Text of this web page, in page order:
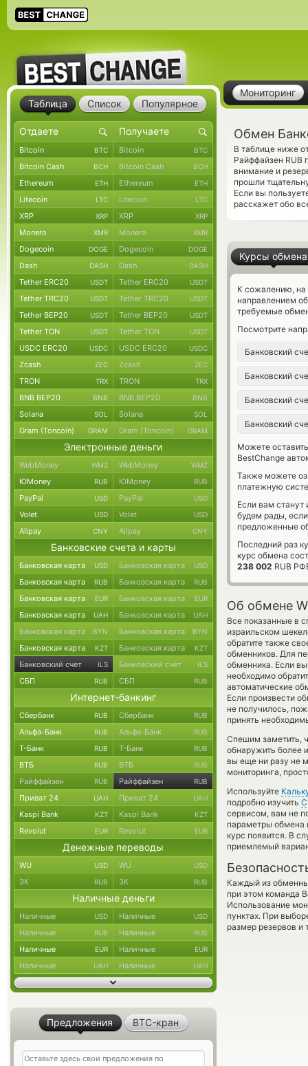
Мониторинг
Обмен
В таблице ниже
Райффайзен RUB
внимание и
прошли
Если вы
расскажет обо
Курсы обмена
К сожалению, на
направлением
требуемые
Посмотрите
Банковский
Банковский
Банковский
Банковский
Можете
BestChange
Также можете
платежную
Если вам
будем рады,
предложенные
Последний раз
курс обмена
238 002 RUB
Об обмене
Все показанные в
израильском
обратите также
обменников. Для
обменника. Если
необходимо
автоматические
Если произвести
не получилось,
принять
Спешим заметить,
обнаружить более
вы еще ни разу не
мониторинга,
Используйте
подробно изучить
сервисом, вам не
параметры обмена
курс появится. В
приемлемый
Каждый из
при этом команда
Использование
пунктах. При
размер резервов и
Таблица Список Популярное
Bitcoin BTC Bitcoin BTC
Bitcoin Cash BCH Bitcoin Cash BCH
Ethereum ETH Ethereum ETH
Litecoin LTC Litecoin LTC
XRP XRP XRP XRP
Monero XMR Monero XMR
Dogecoin DOGE Dogecoin DOGE
Dash DASH Dash DASH
Tether ERC20 USDT Tether ERC20 USDT
Tether TRC20 USDT Tether TRC20 USDT
Tether BEP20 USDT Tether BEP20 USDT
Tether TON USDT Tether TON USDT
USDC ERC20 USDC USDC ERC20 USDC
Zcash ZEC Zcash ZEC
TRON TRX TRON TRX
BNB BEP20 BNB BNB BEP20 BNB
Solana SOL Solana SOL
Gram (Toncoin) GRAM Gram (Toncoin) GRAM
Электронные деньги
WebMoney WMZ WebMoney WMZ
ЮMoney RUB ЮMoney RUB
PayPal USD PayPal USD
Volet USD Volet USD
Alipay CNY Alipay CNY
Банковские счета и карты
Банковская карта USD Банковская карта USD
Банковская карта RUB Банковская карта RUB
Банковская карта EUR Банковская карта EUR
Банковская карта UAH Банковская карта UAH
Банковская карта BYN Банковская карта BYN
Банковская карта KZT Банковская карта KZT
Банковский счет ILS Банковский счет ILS
СБП RUB СБП RUB
Интернет-банкинг
Сбербанк RUB Сбербанк RUB
Альфа-Банк RUB Альфа-Банк RUB
Т-Банк RUB Т-Банк RUB
ВТБ RUB ВТБ RUB
Райффайзен RUB Райффайзен RUB
Приват 24 UAH Приват 24 UAH
Kaspi Bank KZT Kaspi Bank KZT
Revolut EUR Revolut EUR
Денежные переводы
WU USD WU USD
ЗК RUB ЗК RUB
Наличные деньги
Наличные USD Наличные USD
Наличные RUB Наличные RUB
Наличные EUR Наличные EUR
Наличные UAH Наличные UAH
Предложения BTC-кран